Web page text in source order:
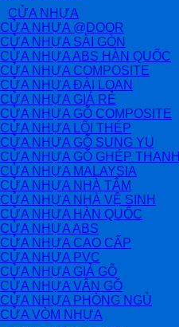
CỬA NHỰA
CỬA NHỰA @DOOR
CỬA NHỰA SÀI GÒN
CỬA NHỰA ABS HÀN QUỐC
CỬA NHỰA COMPOSITE
CỬA NHỰA ĐÀI LOAN
CỬA NHỰA GIÁ RẺ
CỬA NHỰA GỖ COMPOSITE
CỬA NHỰA LÕI THÉP
CỬA NHỰA GỖ SUNG YU
CỬA NHỰA GỖ GHÉP THANH
CỬA NHỰA MALAYSIA
CỬA NHỰA NHÀ TẮM
CỬA NHỰA NHÀ VỆ SINH
CỬA NHỰA HÀN QUỐC
CỬA NHỰA ABS
CỬA NHỰA CAO CẤP
CỬA NHỰA PVC
CỬA NHỰA GIẢ GỖ
CỬA NHỰA VÂN GỖ
CỬA NHỰA PHÒNG NGỦ
CỬA VÒM NHỰA